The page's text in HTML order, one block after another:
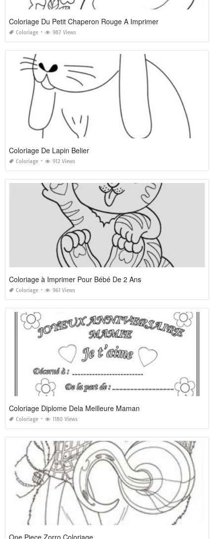
Coloriage Du Petit Chaperon Rouge A Imprimer
Coloriage 987 Views
Coloriage De Lapin Belier
Coloriage 912 Views
Coloriage à Imprimer Pour Bébé De 2 Ans
Coloriage 961 Views
Coloriage Diplome Dela Meilleure Maman
Coloriage 1180 Views